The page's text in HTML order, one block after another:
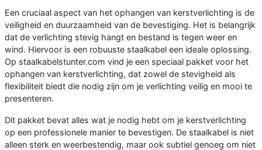
Een cruciaal aspect van het ophangen van kerstverlichting is de
veiligheid en duurzaamheid van de bevestiging. Het is belangrijk
dat de verlichting stevig hangt en bestand is tegen weer en
wind. Hiervoor is een robuuste staalkabel een ideale oplossing.
Op staalkabelstunter.com vind je een speciaal pakket voor het
ophangen van kerstverlichting, dat zowel de stevigheid als
flexibiliteit biedt die nodig zijn om je verlichting veilig en mooi te
presenteren.
Dit pakket bevat alles wat je nodig hebt om je kerstverlichting
op een professionele manier te bevestigen. De staalkabel is niet
alleen sterk en weerbestendig, maar ook subtiel genoeg om niet